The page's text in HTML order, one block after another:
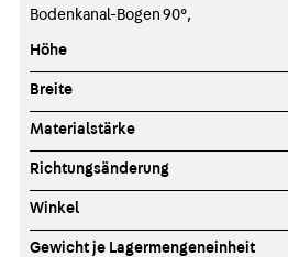
Bodenkanal-Bogen 90°,
Höhe
Breite
Materialstärke
Richtungsänderung
Winkel
Gewicht je Lagermengeneinheit